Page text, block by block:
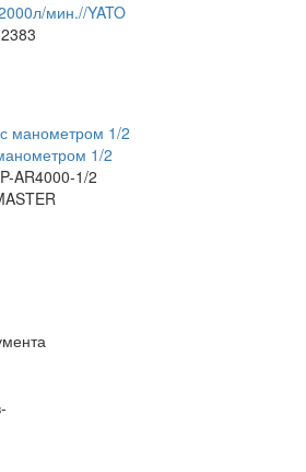
мин.//YATO
1/2
AR4000-1/2